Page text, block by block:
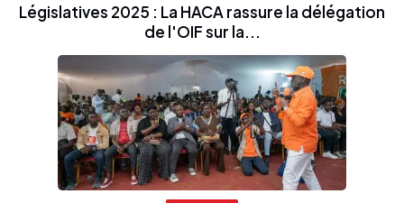
Législatives 2025 : La HACA rassure la délégation
de l'OIF sur la...